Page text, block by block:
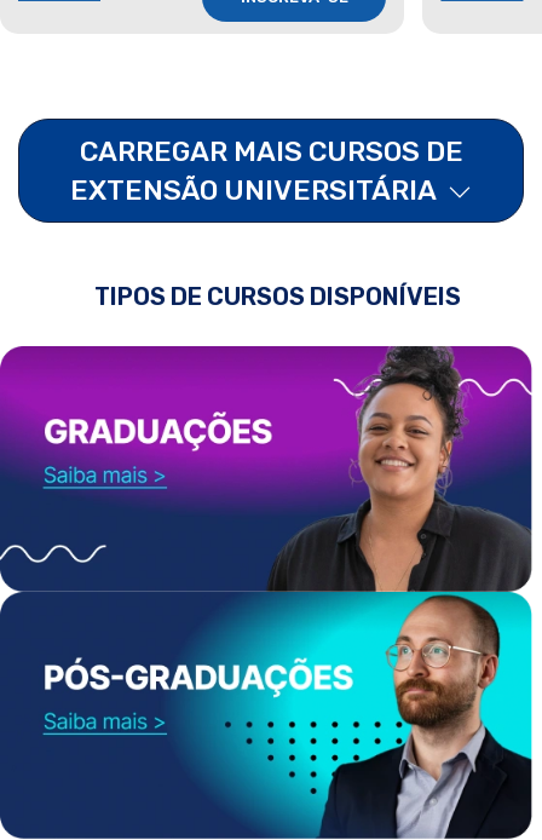
CARREGAR MAIS CURSOS DE
EXTENSÃO UNIVERSITÁRIA
TIPOS DE CURSOS DISPONÍVEIS